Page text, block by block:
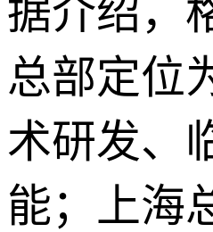
据介绍，
总部定位
术研发、
能；上海